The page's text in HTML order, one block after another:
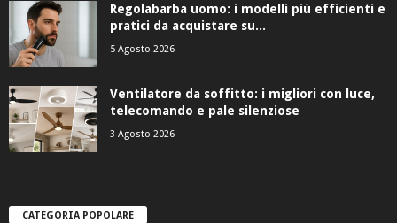
Regolabarba uomo: i modelli più efficienti e
pratici da acquistare su...
5 Agosto 2026
Ventilatore da soffitto: i migliori con luce,
telecomando e pale silenziose
3 Agosto 2026
CATEGORIA POPOLARE